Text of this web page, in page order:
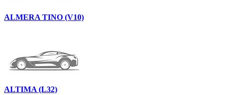
ALMERA TINO (V10)
ALTIMA (L32)